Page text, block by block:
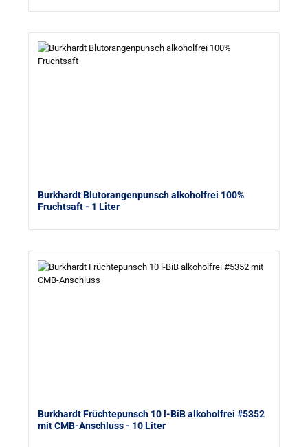
Burkhardt Blutorangenpunsch alkoholfrei 100%
Fruchtsaft- 1 Liter
Burkhardt Früchtepunsch 10 l-BiB alkoholfrei #5352
mit CMB-Anschluss- 10 Liter